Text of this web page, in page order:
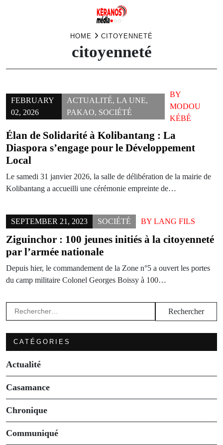
HOME CITOYENNETÉ
citoyenneté
FEBRUARY
02, 2026
ACTUALITÉ, LA UNE,
PAKAO, SOCIÉTÉ
BY
MODOU
KÉBÉ
Élan de Solidarité à Kolibantang : La
Diaspora s’engage pour le Développement
Local
Le samedi 31 janvier 2026, la salle de délibération de la mairie de
Kolibantang a accueilli une cérémonie empreinte de…
SEPTEMBER 21, 2023 SOCIÉTÉ BY LANG FILS
Ziguinchor : 100 jeunes initiés à la citoyenneté
par l’armée nationale
Depuis hier, le commandement de la Zone n°5 a ouvert les portes
du camp militaire Colonel Georges Boissy à 100…
Rechercher :
CATÉGORIES
Actualité
Casamance
Chronique
Communiqué